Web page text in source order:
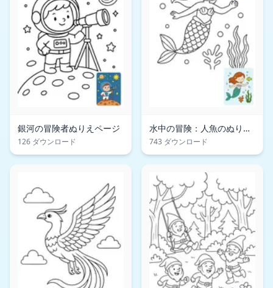
銀河の冒険者ぬりえページ
126 ダウンロード
水中の冒険：人魚のぬりえ
ページ
743 ダウンロード